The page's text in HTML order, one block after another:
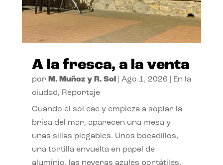
A la fresca, a la venta
por M. Muñoz y R. Sol| Ago 1, 2026
En la
ciudad, Reportaje
Cuando el sol cae y empieza a soplar la
brisa del mar, aparecen una mesa y
unas sillas plegables. Unos bocadillos,
una tortilla envuelta en papel de
aluminio, las neveras azules portátiles,